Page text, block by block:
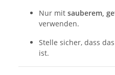
Nur mit sauberem,
verwenden.
Stelle sicher, dass
ist.